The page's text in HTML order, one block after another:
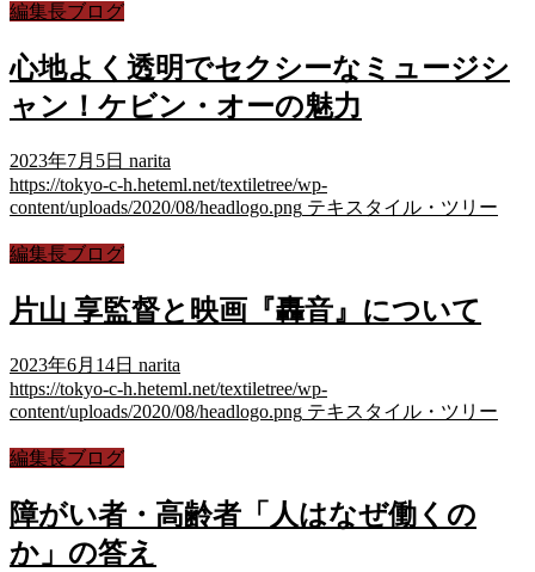
編集長ブログ
心地よく透明でセクシーなミュージシ
ャン！ケビン・オーの魅力
2023年7月5日 narita
https://tokyo-c-h.heteml.net/textiletree/wp-
content/uploads/2020/08/headlogo.png テキスタイル・ツリー
編集長ブログ
片山 享監督と映画『轟音』について
2023年6月14日 narita
https://tokyo-c-h.heteml.net/textiletree/wp-
content/uploads/2020/08/headlogo.png テキスタイル・ツリー
編集長ブログ
障がい者・高齢者「人はなぜ働くの
か」の答え